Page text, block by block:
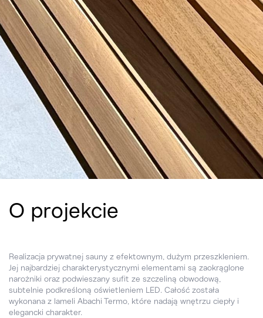
O projekcie
Realizacja prywatnej sauny z efektownym, dużym przeszkleniem.
Jej najbardziej charakterystycznymi elementami są zaokrąglone
narożniki oraz podwieszany sufit ze szczeliną obwodową,
subtelnie podkreśloną oświetleniem LED. Całość została
wykonana z lameli Abachi Termo, które nadają wnętrzu ciepły i
elegancki charakter.